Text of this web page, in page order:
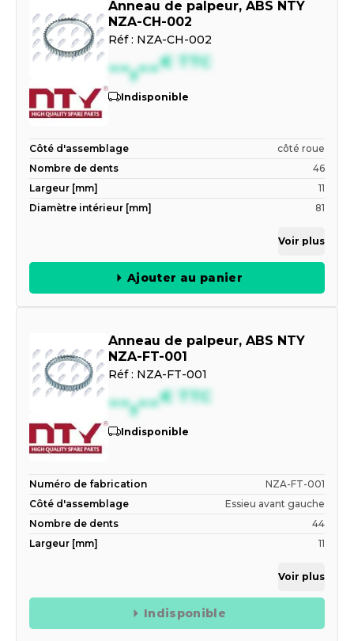
Anneau de palpeur, ABS NTY
NZA-CH-002
Réf : NZA-CH-002
--,--€ TTC
Indisponible
Côté d'assemblage
côté roue
Nombre de dents
46
Largeur [mm]
11
Diamètre intérieur [mm]
81
Voir plus
Ajouter au panier
Anneau de palpeur, ABS NTY
NZA-FT-001
Réf : NZA-FT-001
--,--€ TTC
Indisponible
Numéro de fabrication
NZA-FT-001
Côté d'assemblage
Essieu avant gauche
Nombre de dents
44
Largeur [mm]
11
Voir plus
Indisponible